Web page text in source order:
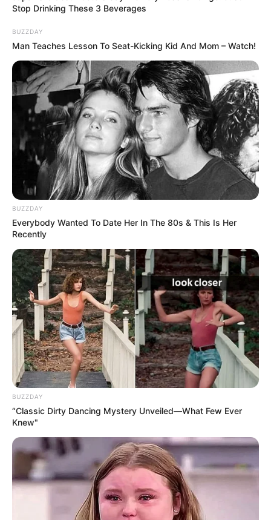
Stop Drinking These 3 Beverages
BUZZDAY
Man Teaches Lesson To Seat-Kicking Kid And Mom – Watch!
BUZZDAY
Everybody Wanted To Date Her In The 80s & This Is Her
Recently
BUZZDAY
“Classic Dirty Dancing Mystery Unveiled—What Few Ever
Knew"